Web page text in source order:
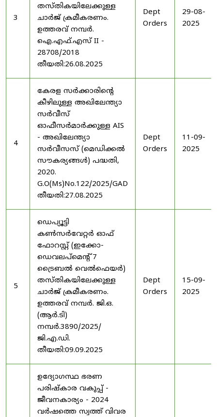
3
തസ്തികയിലേക്കുള്ള
ചാർജ് ക്രമീകരണം.
ഉത്തരവ് നമ്പർ.
ഐ.എഫ്.എസ് II -
28708/2018
തീയതി:26.08.2025
Dept
Orders
29-08-
2025
4
കേരള സർക്കാരിന്റെ
കീഴിലുള്ള അഖിലേന്ത്യാ
സർവീസ്
ഓഫീസർമാർക്കുള്ള AIS
- അഖിലേന്ത്യാ
സർവീസസ് (മെഡിക്കൽ
സൗകര്യങ്ങൾ) പദ്ധതി,
2020.
G.O(Ms)No.122/2025/GAD
തീയതി:27.08.2025
Dept
Orders
11-09-
2025
5
ഡെപ്യൂട്ടി
കൺസർവേറ്റർ ഓഫ്
ഫോറസ്റ്റ് (ഇക്കോ-
ഡെവലപ്മെന്റ് 7
ട്രൈബൽ വെൽഫെയർ)
തസ്തികയിലേക്കുള്ള
ചാർജ് ക്രമീകരണം.
ഉത്തരവ് നമ്പർ. ജി.ഒ.
(ആർ.ടി)
നമ്പർ.3890/2025/
ജി.എ.ഡി.
തീയതി:09.09.2025
Dept
Orders
15-09-
2025
ഉദ്യോഗസ്ഥ ഭരണ
പരിഷ്കാര വകുപ്പ് -
ജീവനകാര്യം - 2024
വർഷത്തെ സ്വത്ത് വിവര